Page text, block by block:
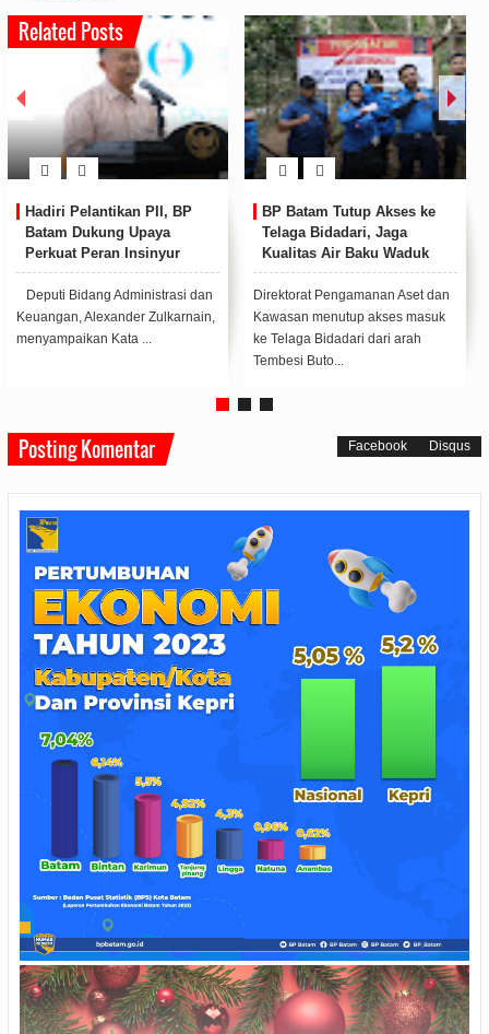
Related Posts
BP Batam Bangun Sistem
MANTAB, Wadah
Terintegrasi Bagi SDM dan
Dunia Usaha
Peluncuran MANTAB
diumumkan Badan Pengusahaan
Batam di Politeknik Negeri Batam
BP Batam Gelar Bimtek
SPIP Terintegrasi, Dorong
Wujudkan Good Governance
Badan Pengusahaan (BP) Batam
melalui Biro Organisasi,
Kepatuhan dan Manajemen
Risiko menggelar...
Posting Komentar Facebook Disqus